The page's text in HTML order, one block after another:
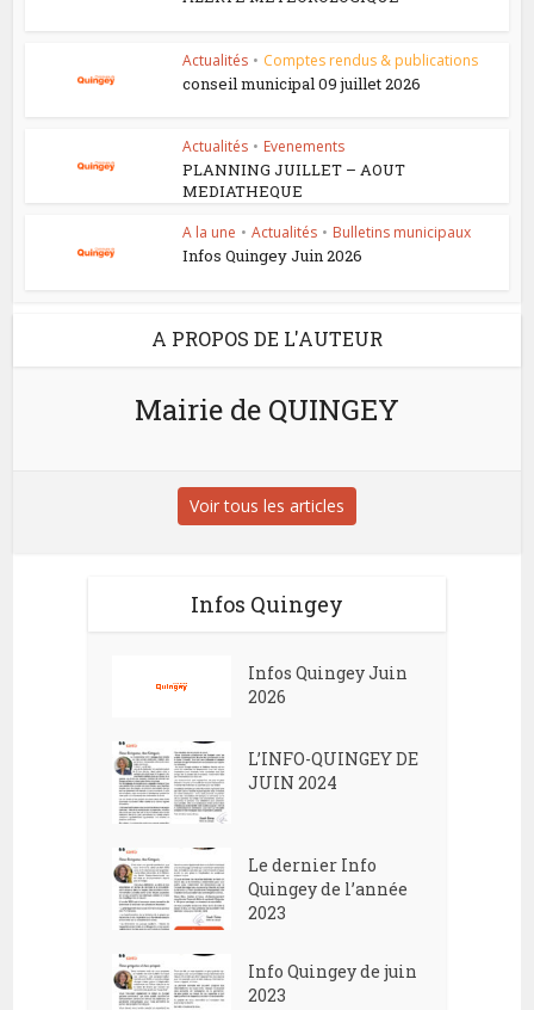
Actualités • Comptes rendus & publications
conseil municipal 09 juillet 2026
Actualités • Evenements
PLANNING JUILLET – AOUT
MEDIATHEQUE
A la une • Actualités • Bulletins municipaux
Infos Quingey Juin 2026
A PROPOS DE L'AUTEUR
Mairie de QUINGEY
Voir tous les articles
Infos Quingey
Infos Quingey Juin
2026
L’INFO-QUINGEY DE
JUIN 2024
Le dernier Info
Quingey de l’année
2023
Info Quingey de juin
2023